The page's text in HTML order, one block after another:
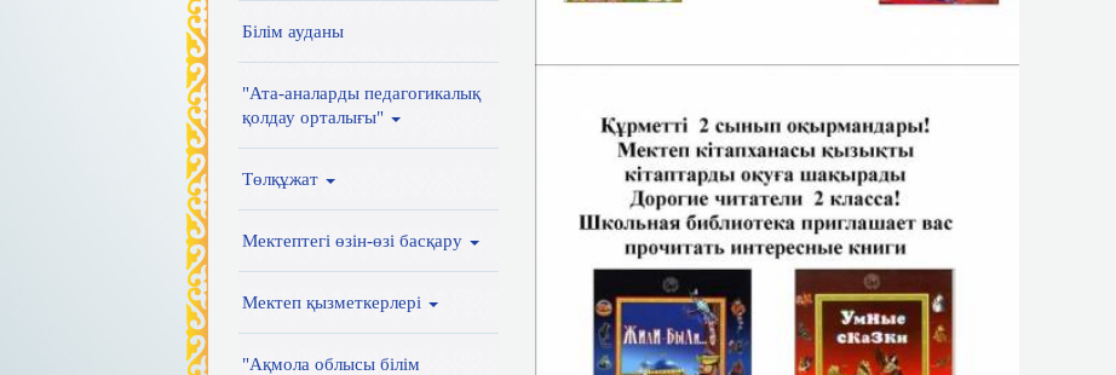
Білім ауданы
"Ата-аналарды педагогикалық
қолдау орталығы"
Төлқұжат
Мектептегі өзін-өзі басқару
Мектеп қызметкерлері
"Ақмола облысы білім